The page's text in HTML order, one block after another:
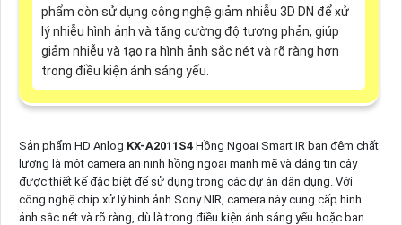
phẩm còn sử dụng công nghệ giảm nhiễu 3D DN để xử
lý nhiễu hình ảnh và tăng cường độ tương phản, giúp
giảm nhiễu và tạo ra hình ảnh sắc nét và rõ ràng hơn
trong điều kiện ánh sáng yếu.
Sản phẩm HD Anlog KX-A2011S4 Hồng Ngoại Smart IR ban đêm chất
lượng là một camera an ninh hồng ngoại mạnh mẽ và đáng tin cậy
được thiết kế đặc biệt để sử dụng trong các dự án dân dụng. Với
công nghệ chip xử lý hình ảnh Sony NIR, camera này cung cấp hình
ảnh sắc nét và rõ ràng, dù là trong điều kiện ánh sáng yếu hoặc ban